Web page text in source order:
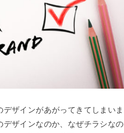
ザインがあがってきてしまいま
ザインなのか、なぜチラシなの